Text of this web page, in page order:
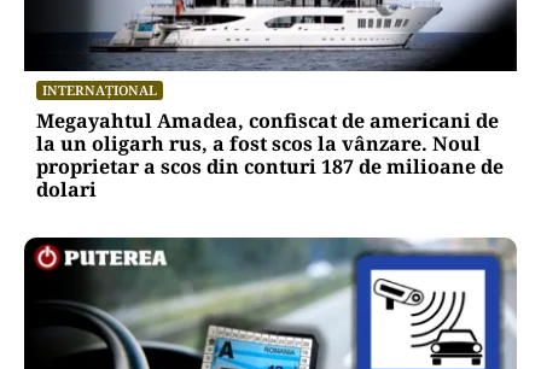
INTERNAȚIONAL
Megayahtul Amadea, confiscat de americani de
la un oligarh rus, a fost scos la vânzare. Noul
proprietar a scos din conturi 187 de milioane de
dolari